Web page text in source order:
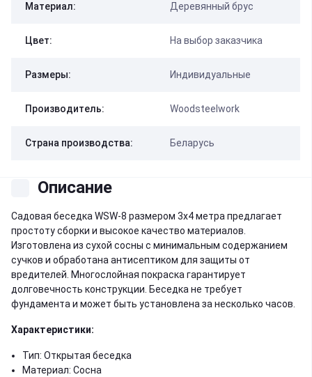
Материал: Деревянный брус
Цвет: На выбор заказчика
Размеры: Индивидуальные
Производитель: Woodsteelwork
Страна производства: Беларусь
Описание
Садовая беседка WSW-8 размером 3х4 метра предлагает
простоту сборки и высокое качество материалов.
Изготовлена из сухой сосны с минимальным содержанием
сучков и обработана антисептиком для защиты от
вредителей. Многослойная покраска гарантирует
долговечность конструкции. Беседка не требует
фундамента и может быть установлена за несколько часов.
Характеристики:
Тип: Открытая беседка
Материал: Сосна